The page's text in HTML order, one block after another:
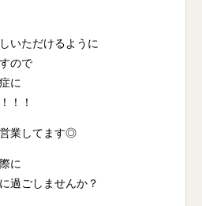
いただけるように
ので
に
！！
業してます◎
に
過ごしませんか？